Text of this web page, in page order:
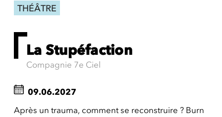
THÉÂTRE
La Stupéfaction
Compagnie 7e Ciel
09.06.2027
Après un trauma, comment se reconstruire ? Burn